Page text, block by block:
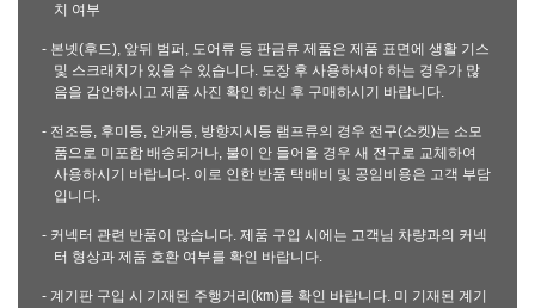
치 여부
- 본넷(후드), 앞뒤 범퍼, 도어류 등 판금류 제품은 제품 표면에 생활 기스
및 스크래치가 있을 수 있습니다. 도장 후 사용하셔야 하는 경우가 많
음을 감안하시고 제품 사진 확인 하신 후 구매하시기 바랍니다.
- 전조등, 후미등, 안개등, 방향지시등 램프류의 경우 전구(소켓)는 소모
품으로 미포함 배송되거나, 불이 안 들어올 경우 새 전구로 교체하여
사용하시기 바랍니다. 이로 인한 반품 택배비 및 공임비용은 고객 부담
입니다.
- 커넥터 관련 반품이 많습니다. 제품 구입 시에는 고객님 차량과의 커넥
터 형상과 제품 호환 여부를 확인 바랍니다.
- 계기판 구입 시 기재된 주행거리(km)를 확인 바랍니다. 미 기재된 계기